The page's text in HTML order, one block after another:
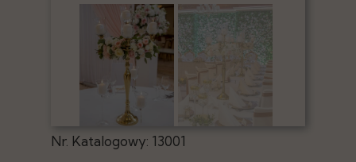
Nr. Katalogowy: 13001